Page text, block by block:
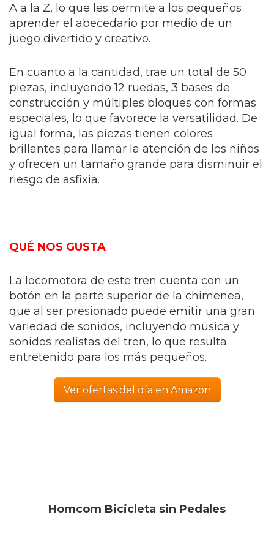
A a la Z, lo que les permite a los pequeños
aprender el abecedario por medio de un
juego divertido y creativo.
En cuanto a la cantidad, trae un total de 50
piezas, incluyendo 12 ruedas, 3 bases de
construcción y múltiples bloques con formas
especiales, lo que favorece la versatilidad. De
igual forma, las piezas tienen colores
brillantes para llamar la atención de los niños
y ofrecen un tamaño grande para disminuir el
riesgo de asfixia.
QUÉ NOS GUSTA
La locomotora de este tren cuenta con un
botón en la parte superior de la chimenea,
que al ser presionado puede emitir una gran
variedad de sonidos, incluyendo música y
sonidos realistas del tren, lo que resulta
entretenido para los más pequeños.
Ver ofertas del día en Amazon
Homcom Bicicleta sin Pedales